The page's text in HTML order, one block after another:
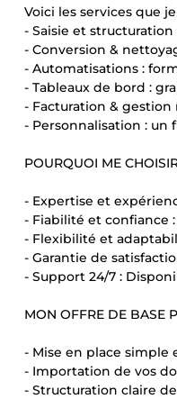
Voici les services que
- Saisie et
- Conversion &
- Automatisations :
- Tableaux de bord :
- Facturation &
- Personnalisation : un
POURQUOI ME
- Expertise et
- Fiabilité et confiance
- Flexibilité et
- Garantie de
- Support 24/7 :
MON OFFRE DE BASE
- Mise en place simple
- Importation de vos
- Structuration claire